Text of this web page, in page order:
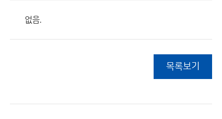
없음.
목록보기